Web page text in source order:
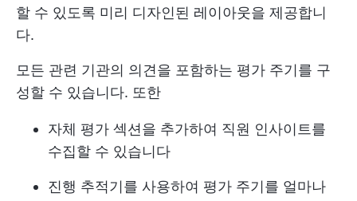
할 수 있도록 미리 디자인된 레이아웃을 제공합니
다.
모든 관련 기관의 의견을 포함하는 평가 주기를 구
성할 수 있습니다. 또한
자체 평가 섹션을 추가하여 직원 인사이트를
수집할 수 있습니다
진행 추적기를 사용하여 평가 주기를 얼마나